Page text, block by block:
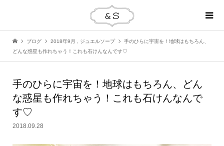
ブログ 2018年9月 ジュエルソープ
手のひらに宇宙を！地球はもちろん、
どんな惑星も作れちゃう！これも石けんなんです♡
手のひらに宇宙を！地球はもちろん、どん
な惑星も作れちゃう！これも石けんなんで
す♡
2018.09.28